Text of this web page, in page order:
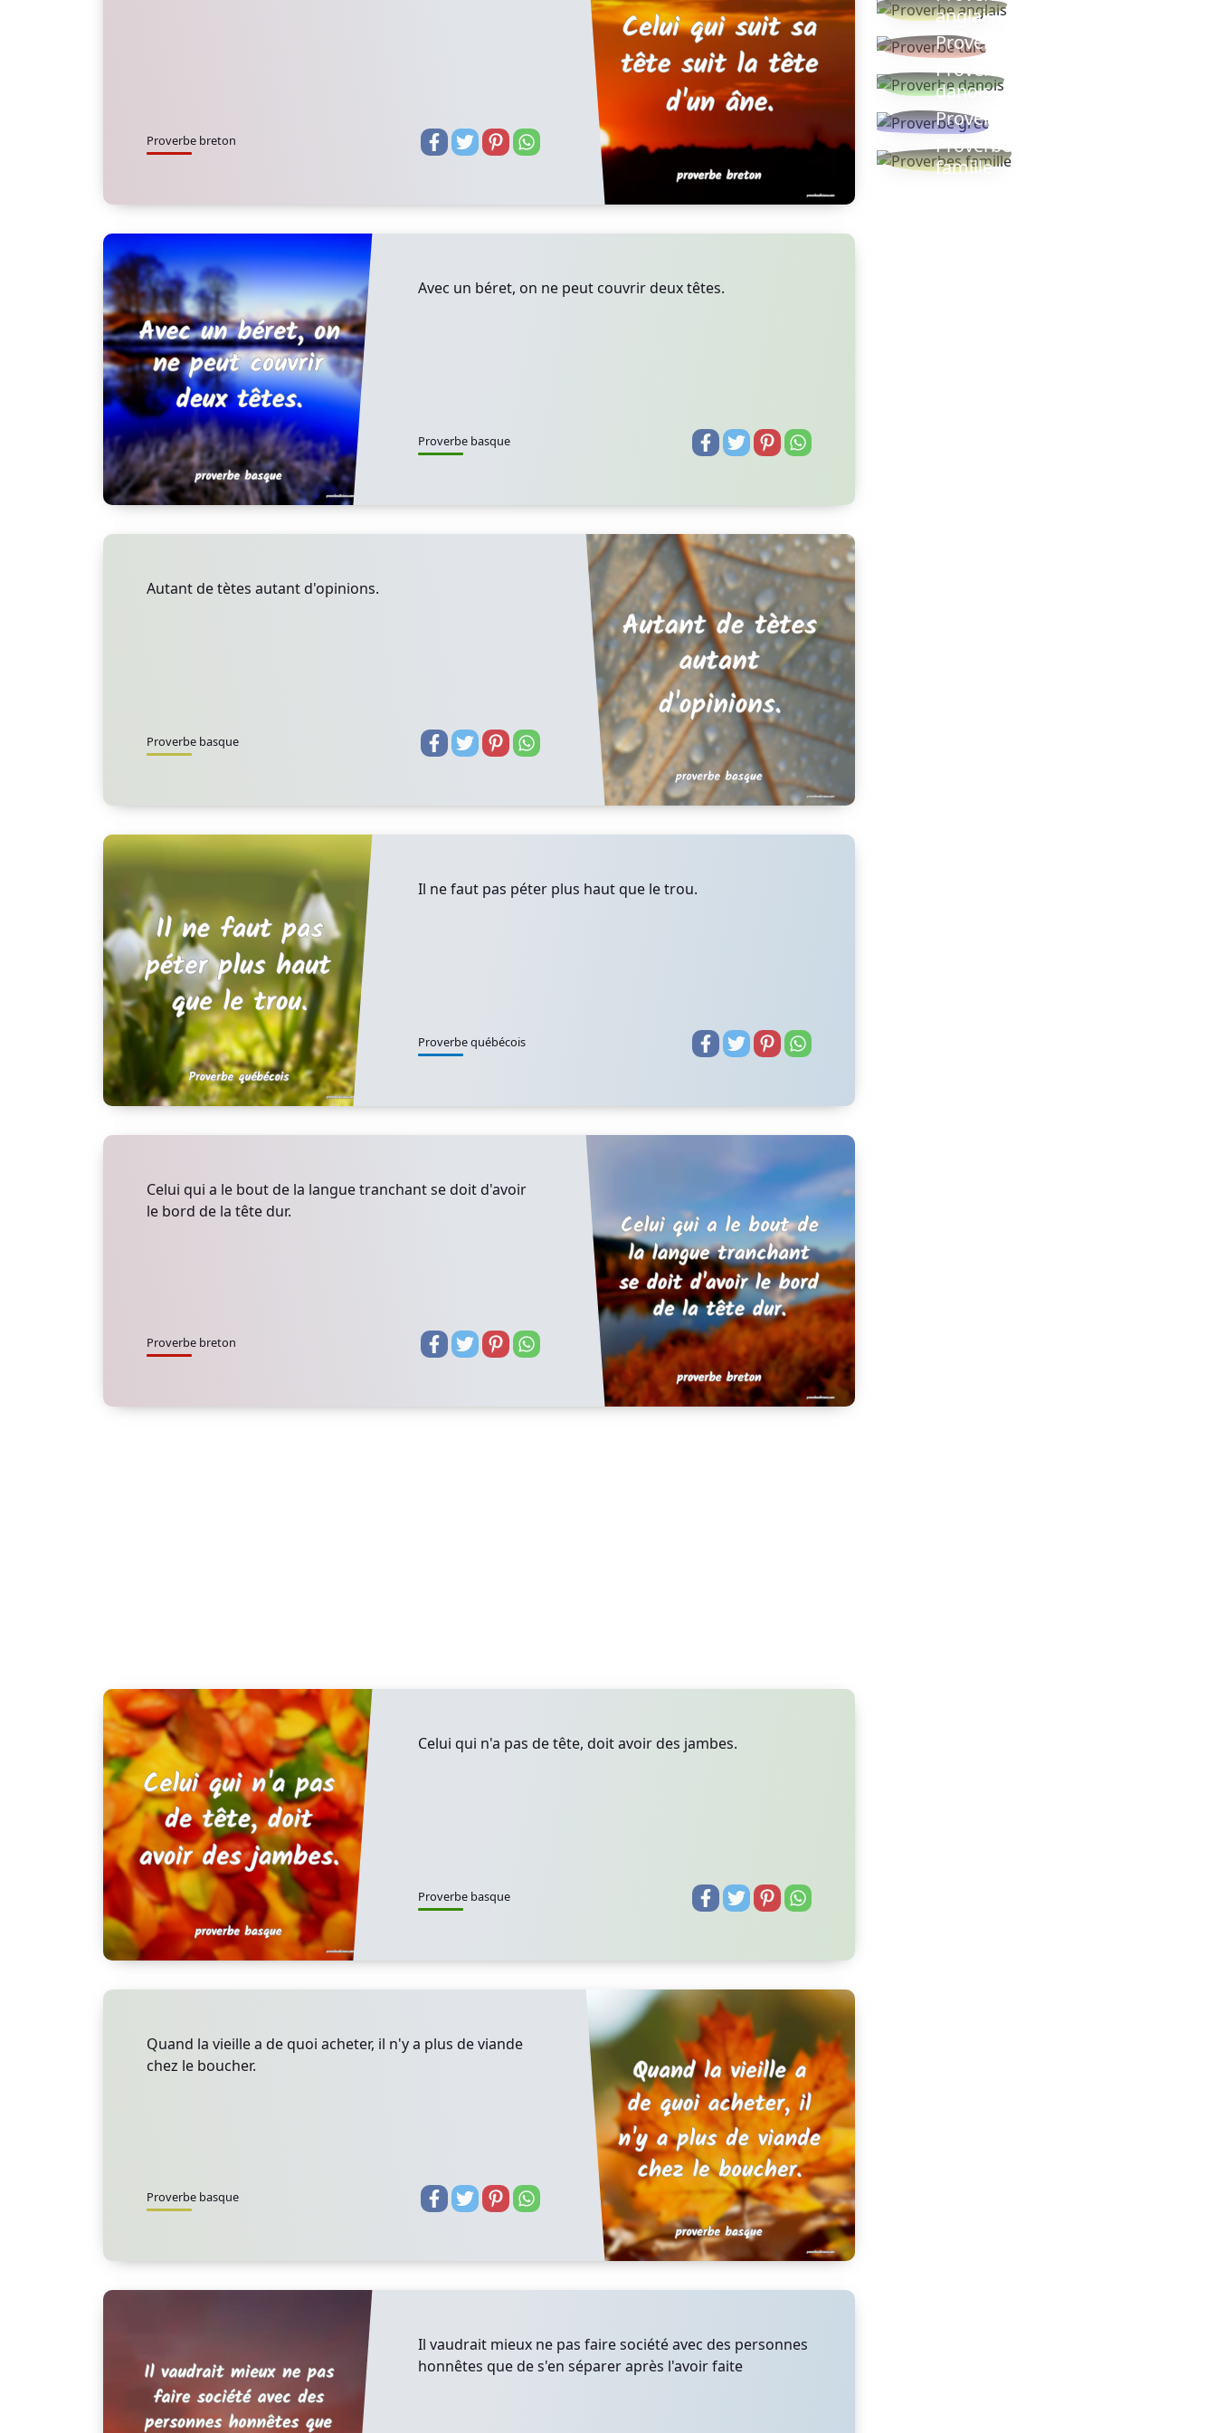
Proverbe breton
Avec un béret, on ne peut couvrir deux têtes.
Proverbe basque
Autant de tètes autant d'opinions.
Proverbe basque
Il ne faut pas péter plus haut que le trou.
Proverbe québécois
Celui qui a le bout de la langue tranchant se doit d'avoir
le bord de la tête dur.
Proverbe breton
Celui qui n'a pas de tête, doit avoir des jambes.
Proverbe basque
Quand la vieille a de quoi acheter, il n'y a plus de viande
chez le boucher.
Proverbe basque
Il vaudrait mieux ne pas faire société avec des personnes
honnêtes que de s'en séparer après l'avoir faite
anglais
Proverbe turc
Proverbe
danois
Proverbe grec
Proverbes
famille